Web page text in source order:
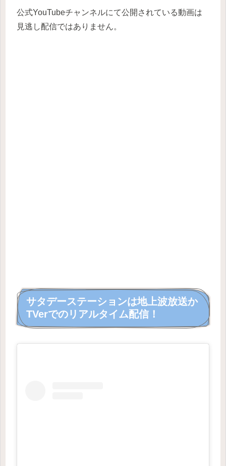
公式YouTubeチャンネルにて公開されている動画は
見逃し配信ではありません。
サタデーステーションは地上波放送か
TVerでのリアルタイム配信！